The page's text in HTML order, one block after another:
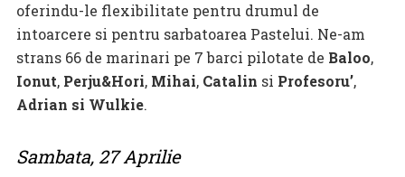
oferindu-le flexibilitate pentru drumul de
intoarcere si pentru sarbatoarea Pastelui. Ne-am
strans 66 de marinari pe 7 barci pilotate de Baloo,
Ionut, Perju&Hori, Mihai, Catalin si Profesoru’,
Adrian si Wulkie.
Sambata, 27 Aprilie